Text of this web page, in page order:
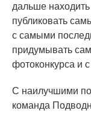
дальше
публиковать
с самыми
придумывать
фотоконкурса и
С наилучшими
команда